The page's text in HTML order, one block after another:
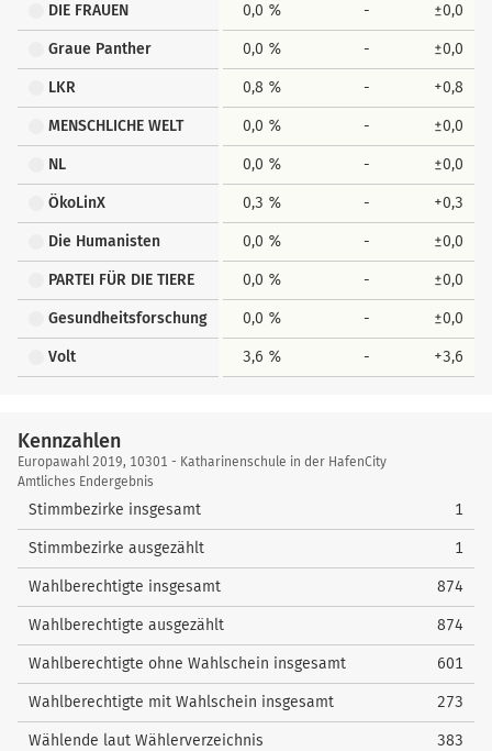
DIE FRAUEN 0,0 % - ±0,0
Graue Panther 0,0 % - ±0,0
LKR 0,8 % - +0,8
MENSCHLICHE WELT 0,0 % - ±0,0
NL 0,0 % - ±0,0
ÖkoLinX 0,3 % - +0,3
Die Humanisten 0,0 % - ±0,0
PARTEI FÜR DIE TIERE 0,0 % - ±0,0
Gesundheitsforschung 0,0 % - ±0,0
Volt 3,6 % - +3,6
Kennzahlen
Kennzahlen
Europawahl 2019, 10301 - Katharinenschule in der HafenCity
Amtliches Endergebnis
Stimmbezirke insgesamt 1
Stimmbezirke ausgezählt 1
Wahlberechtigte insgesamt 874
Wahlberechtigte ausgezählt 874
Wahlberechtigte ohne Wahlschein insgesamt 601
Wahlberechtigte mit Wahlschein insgesamt 273
Wählende laut Wählerverzeichnis 383